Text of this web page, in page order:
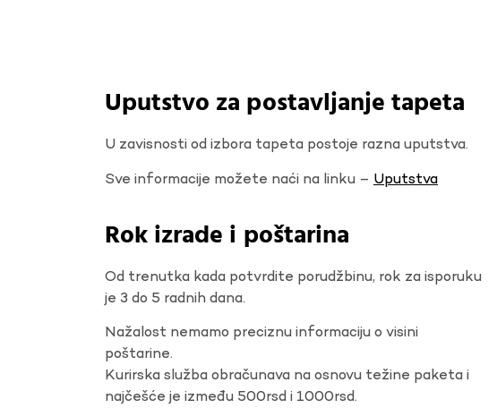
Uputstvo za postavljanje tapeta
U zavisnosti od izbora tapeta postoje razna uputstva.
Sve informacije možete naći na linku – Uputstva
Rok izrade i poštarina
Od trenutka kada potvrdite porudžbinu, rok za isporuku
je 3 do 5 radnih dana.
Nažalost nemamo preciznu informaciju o visini
poštarine.
Kurirska služba obračunava na osnovu težine paketa i
najčešće je između 500rsd i 1000rsd.